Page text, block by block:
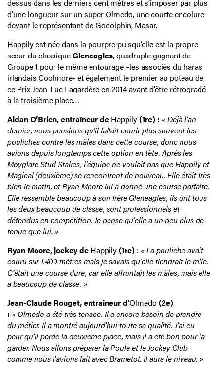
dessus dans les derniers cent mètres et s’imposer par plus
d’une longueur sur un super Olmedo, une courte encolure
devant le représentant de Godolphin, Masar.
Happily est née dans la pourpre puisqu’elle est la propre
sœur du classiqueGleneagles, quadruple gagnant de
Groupe 1 pour le même entourage –les associés du haras
irlandais Coolmore- et également le premier au poteau de
ce Prix Jean-Luc Lagardère en 2014 avant d’être rétrogradé
à la troisième place…
Aidan O’Brien, entraîneur de Happily(1re) : « Déjà l’an
dernier, nous pensions qu’il fallait courir plus souvent les
pouliches contre les mâles dans cette course, donc nous
avions depuis longtemps cette option en tête. Après les
Moyglare Stud Stakes, l’équipe ne voulait pas que Happily et
Magical (deuxième) se rencontrent de nouveau. Elle était très
bien le matin, et Ryan Moore lui a donné une course parfaite.
Elle ressemble beaucoup à son frère Gleneagles, ils ont tous
les deux beaucoup de classe, sont professionnels et
détendus en compétition. Je pense qu’elle a un peu plus de
tenue que lui. »
Ryan Moore, jockey de Happily(1re) : « La pouliche avait
couru sur 1.400 mètres mais je savais qu’elle tiendrait le mile.
C’était une course dure, car elle affrontait les mâles, mais elle
a beaucoup de classe. »
Jean-Claude Rouget, entraîneur d’Olmedo(2e)
: « Olmedo a été très tenace. Il a encore besoin de prendre
du métier. Il a montré aujourd'hui toute sa qualité. J'ai eu
peur qu'il perde la deuxième place, mais il a été bon pour la
garder. Nous allons préparer la Poule et le Jockey Club
comme nous l'avions fait avec Brametot. Il aura le niveau. »